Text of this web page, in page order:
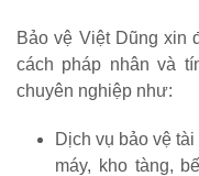
Bảo vệ Việt Dũng xin
cách pháp nhân và
chuyên nghiệp như:
Dịch vụ bảo vệ
máy, kho tàng,